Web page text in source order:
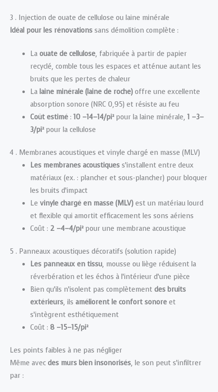
3 . Injection de ouate de cellulose ou laine minérale
Idéal pour les rénovations sans démolition complète :
La ouate de cellulose, fabriquée à partir de papier
recyclé, comble tous les espaces et atténue autant les
bruits que les pertes de chaleur
La laine minérale (laine de roche) offre une excellente
absorption sonore (NRC 0,95) et résiste au feu
Coût estimé : 10 –14–14/pi²pour la laine minérale, 1 –3–
3/pi²pour la cellulose
4 . Membranes acoustiques et vinyle chargé en masse (MLV)
Les membranes acoustiques s’installent entre deux
matériaux (ex. : plancher et sous-plancher) pour bloquer
les bruits d’impact
Le vinyle chargé en masse (MLV) est un matériau lourd
et flexible qui amortit efficacement les sons aériens
Coût : 2 –4–4/pi²pour une membrane acoustique
5 . Panneaux acoustiques décoratifs (solution rapide)
Les panneaux en tissu, mousse ou liège réduisent la
réverbération et les échos à l’intérieur d’une pièce
Bien qu’ils n’isolent pas complètement des bruits
extérieurs, ils améliorent le confort sonore et
s’intègrent esthétiquement
Coût : 8 –15–15/pi²
Les points faibles à ne pas négliger
Même avec des murs bien insonorisés, le son peut s’infiltrer
par :